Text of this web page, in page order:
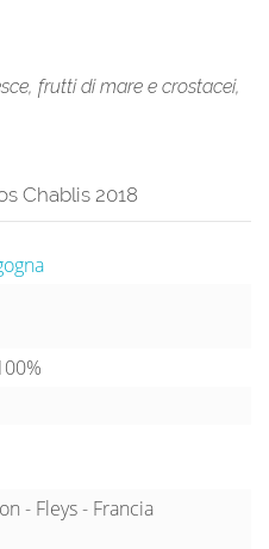
frutti di mare e crostacei,
Chablis 2018
- Fleys - Francia